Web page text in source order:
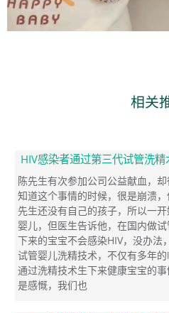
相关
HIV感染者通过第三代试管洗
陈先生有次参加公司公益献血，
知道这个事情的时候，很是崩溃
先生还没有自己的孩子，所以一
婴儿，但医生告诉他，在国内做
下来的宝宝不会感染HIV，没办法
试管婴儿洗精技术，不仅有多年
通过洗精技术生下来健康宝宝的
是感慨，我们也